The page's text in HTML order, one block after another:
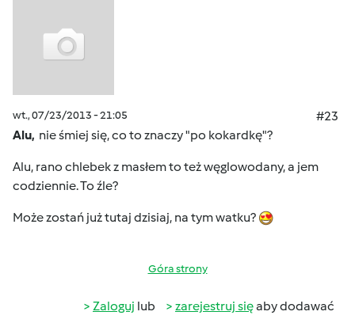
wt., 07/23/2013 - 21:05
#23
Alu, nie śmiej się, co to znaczy "po kokardkę"?
Alu, rano chlebek z masłem to też węglowodany, a jem
codziennie. To źle?
Może zostań już tutaj dzisiaj, na tym watku?
Góra strony
Zaloguj lub zarejestruj sięaby dodawać